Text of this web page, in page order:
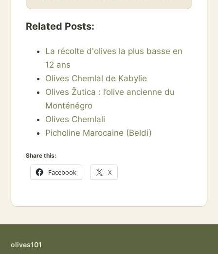
Related Posts:
La récolte d'olives la plus basse en
12 ans
Olives Chemlal de Kabylie
Olives Žutica : l’olive ancienne du
Monténégro
Olives Chemlali
Picholine Marocaine (Beldi)
Share this:
Facebook X
olives101